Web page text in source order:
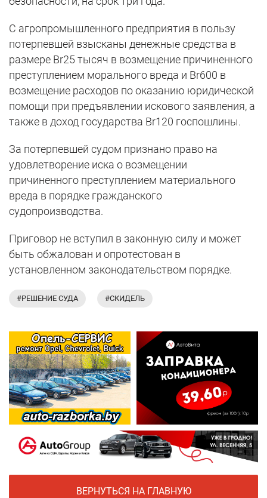
С агропромышленного предприятия в пользу
потерпевшей взысканы денежные средства в
размере Br25 тысяч в возмещение причиненного
преступлением морального вреда и Br600 в
возмещение расходов по оказанию юридической
помощи при предъявлении искового заявления, а
также в доход государства Br120 госпошлины.
За потерпевшей судом признано право на
удовлетворение иска о возмещении
причиненного преступлением материального
вреда в порядке гражданского
судопроизводства.
Приговор не вступил в законную силу и может
быть обжалован и опротестован в
установленном законодательством порядке.
#РЕШЕНИЕ СУДА #СКИДЕЛЬ
ВЕРНУТЬСЯ НА ГЛАВНУЮ